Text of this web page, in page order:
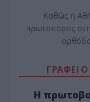
Καθώς η
πρωτοπόρος
ΓΡΑΦΕΙ
Η